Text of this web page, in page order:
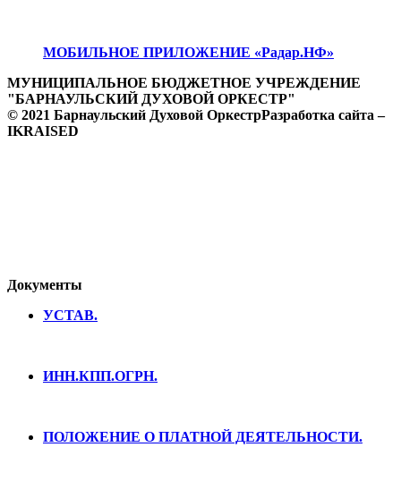
МОБИЛЬНОЕ ПРИЛОЖЕНИЕ «Радар.НФ»
МУНИЦИПАЛЬНОЕ БЮДЖЕТНОЕ УЧРЕЖДЕНИЕ
"БАРНАУЛЬСКИЙ ДУХОВОЙ ОРКЕСТР"
© 2021 Барнаульский Духовой ОркестрРазработка сайта –
IKRAISED
Документы
УСТАВ.
ИНН.КПП.ОГРН.
ПОЛОЖЕНИЕ О ПЛАТНОЙ ДЕЯТЕЛЬНОСТИ.